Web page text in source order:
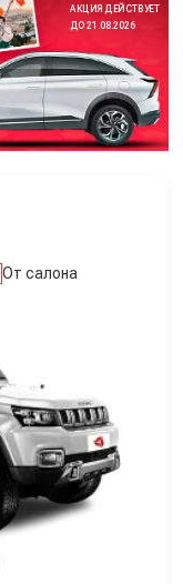
АКЦИЯ ДЕЙСТВУЕТ
ДО 21.08.2026
От салона